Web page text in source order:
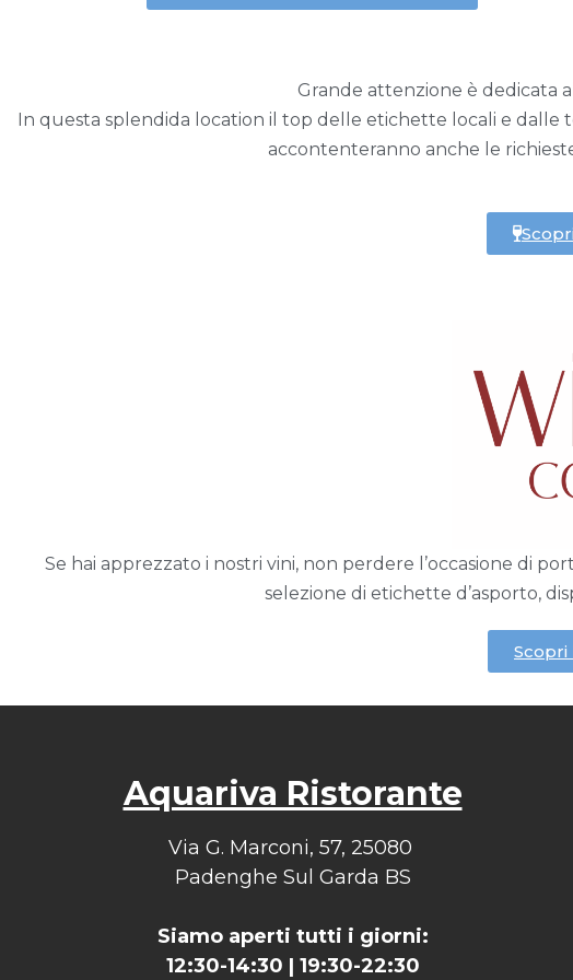
Grande attenzione è dedicata
In questa splendida location il top delle etichette locali e dalle
accontenteranno anche le
Se hai apprezzato i nostri vini, non perdere l’occasione di
selezione di etichette d’asporto,
Aquariva Ristorante
Via G. Marconi, 57, 25080
Padenghe Sul Garda BS
Siamo aperti tutti i giorni:
12:30-14:30 | 19:30-22:30